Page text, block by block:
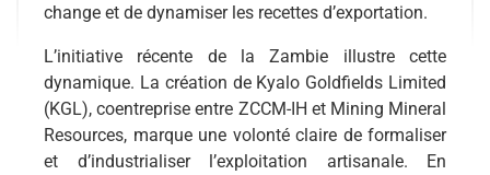
change et de dynamiser les recettes d’exportation.
L’initiative récente de la Zambie illustre cette
dynamique. La création de Kyalo Goldfields Limited
(KGL), coentreprise entre ZCCM-IH et Mining Mineral
Resources, marque une volonté claire de formaliser
et d’industrialiser l’exploitation artisanale. En